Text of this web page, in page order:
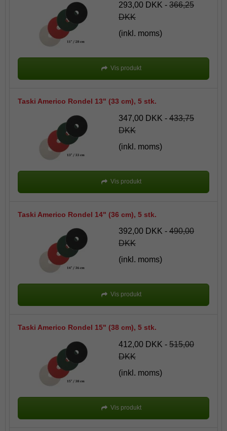
293,00 DKK - 366,25
DKK
(inkl. moms)
Vis produkt
Taski Americo Rondel 13" (33 cm), 5 stk.
347,00 DKK - 433,75
DKK
(inkl. moms)
Vis produkt
Taski Americo Rondel 14" (36 cm), 5 stk.
392,00 DKK - 490,00
DKK
(inkl. moms)
Vis produkt
Taski Americo Rondel 15" (38 cm), 5 stk.
412,00 DKK - 515,00
DKK
(inkl. moms)
Vis produkt